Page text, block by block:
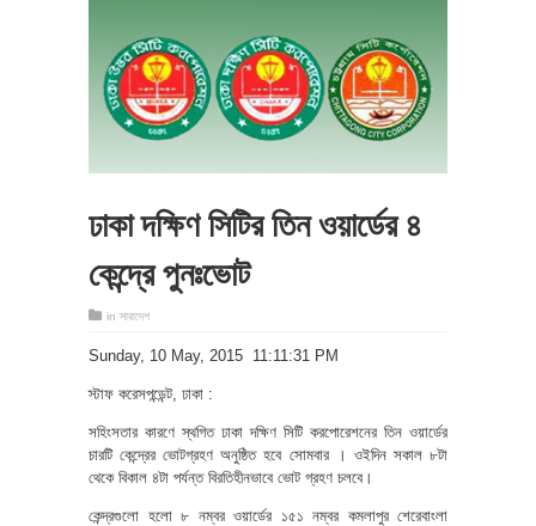
ঢাকা দক্ষিণ সিটির তিন ওয়ার্ডের ৪
কেন্দ্রে পুনঃভোট
in সারাদেশ
‎Sunday, ‎10 ‎May, ‎2015 11:11:31 PM
স্টাফ করেসপন্ডেন্ট, ঢাকা :
সহিংসতার কারণে স্থগিত ঢাকা দক্ষিণ সিটি করপোরেশনের তিন ওয়ার্ডের
চারটি কেন্দ্রের ভোটগ্রহণ অনুষ্ঠিত হবে সোমবার । ওইদিন সকাল ৮টা
থেকে বিকাল ৪টা পর্যন্ত বিরতিহীনভাবে ভোট গ্রহণ চলবে।
কেন্দ্রগুলো হলো ৮ নম্বর ওয়ার্ডের ১৫১ নম্বর কমলাপুর শেরেবাংলা